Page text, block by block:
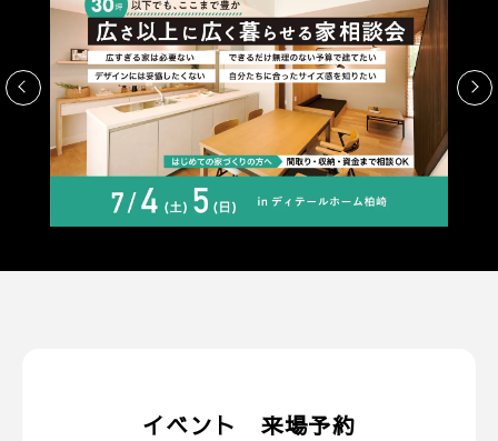
イベント 来場予約